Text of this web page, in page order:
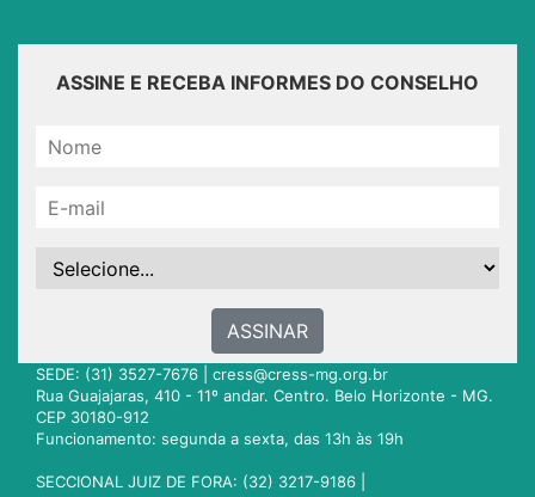
ASSINE E RECEBA INFORMES DO CONSELHO
ASSINAR
SEDE: (31) 3527-7676 | cress@cress-mg.org.br
Rua Guajajaras, 410 - 11º andar. Centro. Belo Horizonte - MG.
CEP 30180-912
Funcionamento: segunda a sexta, das 13h às 19h
SECCIONAL JUIZ DE FORA: (32) 3217-9186 |